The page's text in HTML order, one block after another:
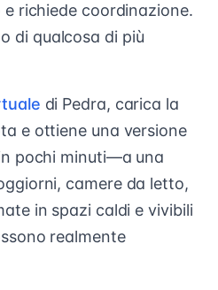
richiede coordinazione.
di qualcosa di più
di Pedra, carica la
e ottiene una versione
pochi minuti—a una
camere da letto,
in spazi caldi e vivibili
realmente